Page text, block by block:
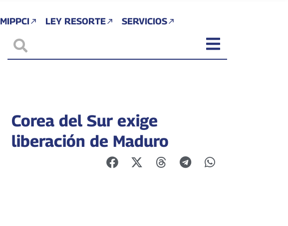
MIPPCI LEY RESORTE SERVICIOS
Corea del Sur exige
liberación de Maduro